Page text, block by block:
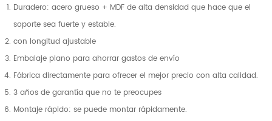
Duradero: acero grueso + MDF de alta densidad que hace que el
soporte sea fuerte y estable.
con longitud ajustable
Embalaje plano para ahorrar gastos de envío
Fábrica directamente para ofrecer el mejor precio con alta calidad.
3 años de garantía que no te preocupes
Montaje rápido: se puede montar rápidamente.